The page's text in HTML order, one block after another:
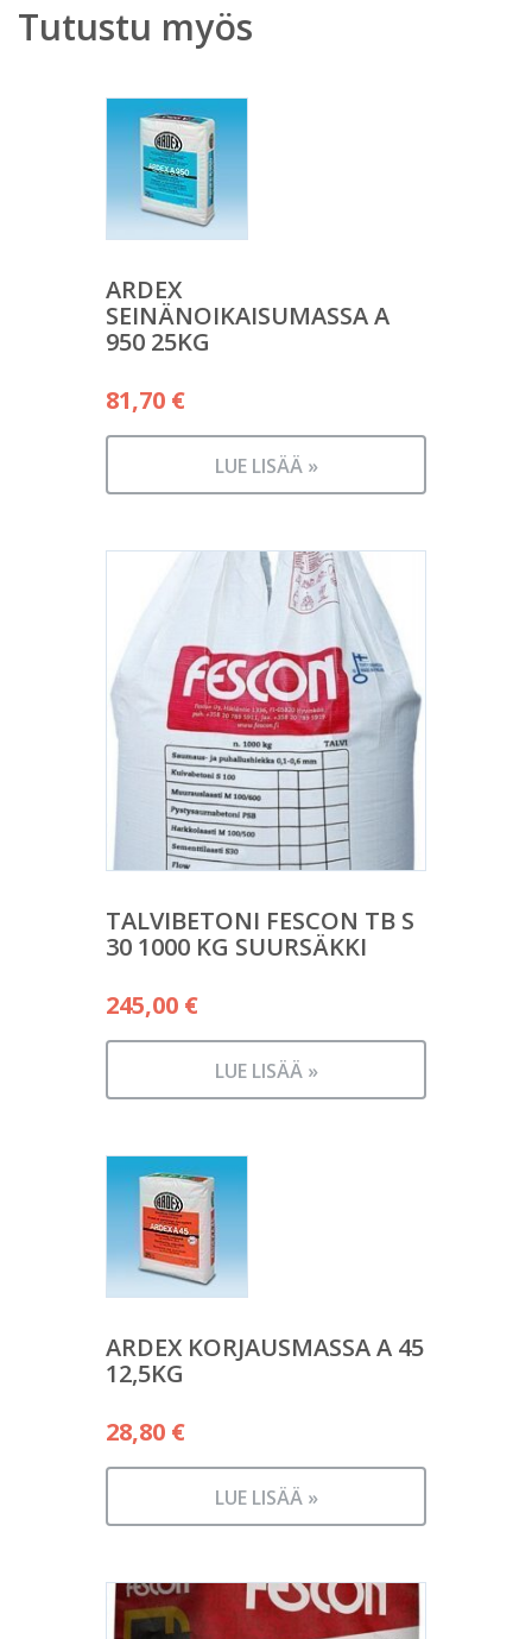
Tutustu myös
ARDEX
SEINÄNOIKAISUMASSA A
950 25KG
81,70 €
LUE LISÄÄ »
TALVIBETONI FESCON TB S
30 1000 KG SUURSÄKKI
245,00 €
LUE LISÄÄ »
ARDEX KORJAUSMASSA A 45
12,5KG
28,80 €
LUE LISÄÄ »